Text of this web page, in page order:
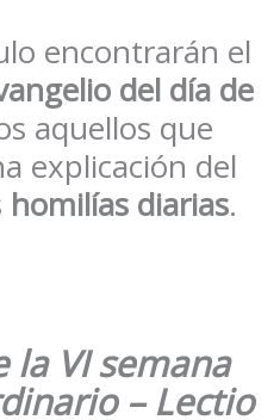
encontrarán el
del día de
aquellos que
explicación del
homilías diarias.
la VI semana
– Lectio